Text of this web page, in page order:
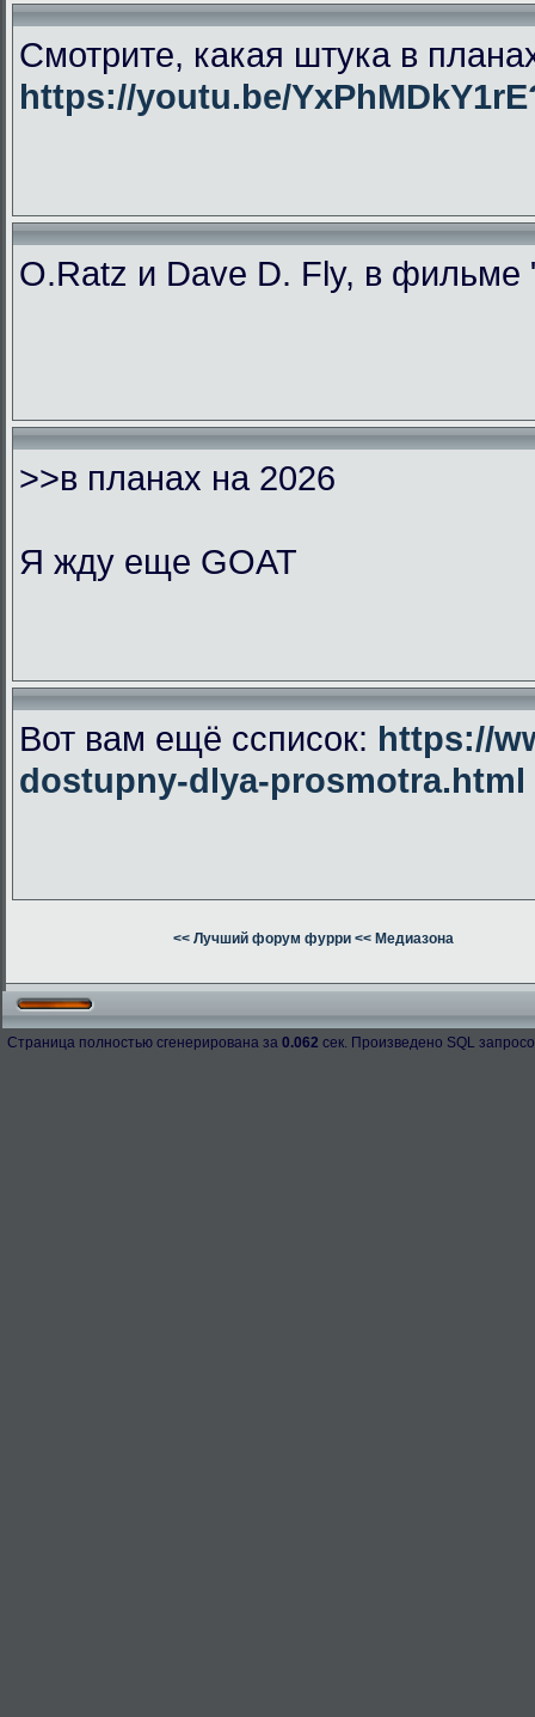
Смотрите, какая штука в
https://youtu.be/
O.Ratz и Dave D. Fly, в
>>в планах на 2026
Я жду еще GOAT
Вот вам ещё ссписок: https://
dostupny-dlya-prosmotra.html
<< Лучший форум фурри << Медиазона
Страница полностью сгенерирована за 0.062 сек. Произведено SQL